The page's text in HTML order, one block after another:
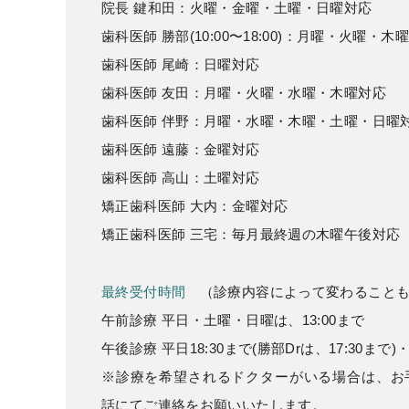
院長 鍵和田：火曜・金曜・土曜・日曜対応
歯科医師 勝部(10:00〜18:00)：月曜・火曜・木
歯科医師 尾崎：日曜対応
歯科医師 友田：月曜・火曜・水曜・木曜対応
歯科医師 伴野：月曜・水曜・木曜・土曜・日曜
歯科医師 遠藤：金曜対応
歯科医師 高山：土曜対応
矯正歯科医師 大内：金曜対応
矯正歯科医師 三宅：毎月最終週の木曜午後対応
最終受付時間 （診療内容によって変わること
午前診療 平日・土曜・日曜は、13:00まで
午後診療 平日18:30まで(勝部Drは、17:30まで)
※診療を希望されるドクターがいる場合は、
話にてご連絡をお願いいたします。